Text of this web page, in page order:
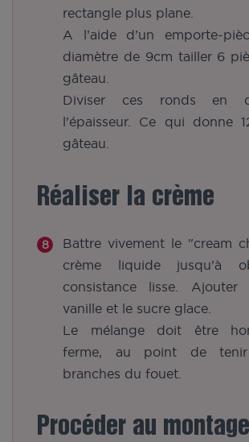
rectangle plus plane.
A l’aide d’un emporte-
diamètre de 9cm tailler 6
gâteau.
Diviser ces ronds en
l’épaisseur. Ce qui donne
gâteau.
Réaliser la crème
Battre vivement le "cream
crème liquide jusqu’à
consistance lisse. Ajouter
vanille et le sucre glace.
Le mélange doit être
ferme, au point de
branches du fouet.
Procéder au montage